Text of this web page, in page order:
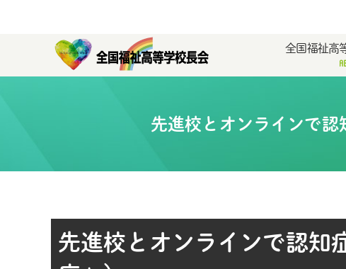
全国福祉高
先進校とオンラインで認
先進校とオンラインで認知